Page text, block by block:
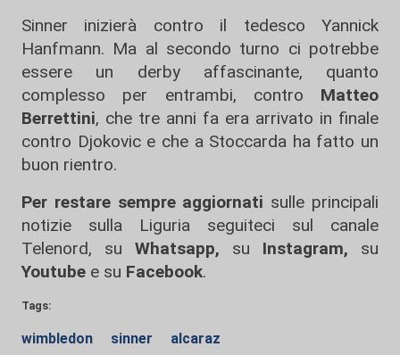
Sinner inizierà contro il tedesco Yannick
Hanfmann. Ma al secondo turno ci potrebbe
essere un derby affascinante, quanto
complesso per entrambi, contro Matteo
Berrettini, che tre anni fa era arrivato in finale
contro Djokovic e che a Stoccarda ha fatto un
buon rientro.
Per restare sempre aggiornati sulle principali
notizie sulla Liguria seguiteci sul canale
Telenord, su
Whatsapp, su Instagram, su
Youtube e su Facebook.
Tags:
wimbledon sinner alcaraz